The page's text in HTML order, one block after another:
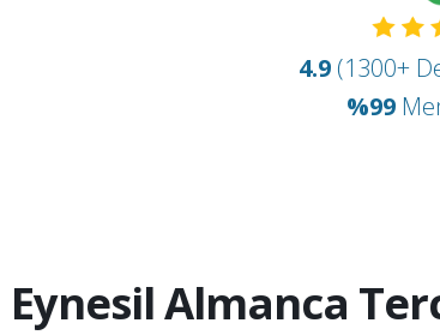
4.9 (1300+
%99
Eynesil Almanca